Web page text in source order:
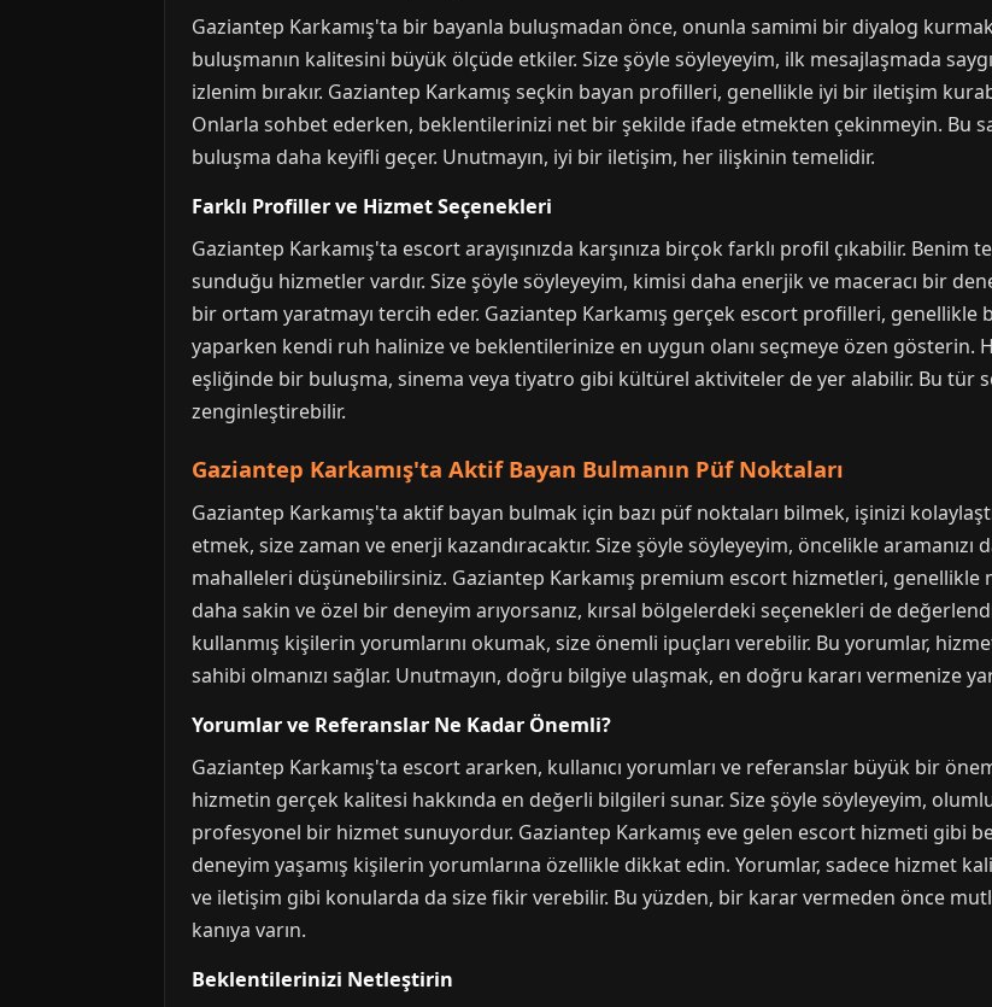
Gaziantep Karkamış'ta bir bayanla buluşmadan önce, onunla samimi bir diyalog
buluşmanın kalitesini büyük ölçüde etkiler. Size şöyle söyleyeyim, ilk mesajlaşmada
izlenim bırakır. Gaziantep Karkamış seçkin bayan profilleri, genellikle iyi bir iletişim
Onlarla sohbet ederken, beklentilerinizi net bir şekilde ifade etmekten çekinmeyin. Bu
buluşma daha keyifli geçer. Unutmayın, iyi bir iletişim, her ilişkinin temelidir.
Farklı Profiller ve Hizmet Seçenekleri
Gaziantep Karkamış'ta escort arayışınızda karşınıza birçok farklı profil çıkabilir.
sunduğu hizmetler vardır. Size şöyle söyleyeyim, kimisi daha enerjik ve maceracı bir
bir ortam yaratmayı tercih eder. Gaziantep Karkamış gerçek escort profilleri, genellikle
yaparken kendi ruh halinize ve beklentilerinize en uygun olanı seçmeye özen gösterin.
eşliğinde bir buluşma, sinema veya tiyatro gibi kültürel aktiviteler de yer alabilir. Bu tür
zenginleştirebilir.
Gaziantep Karkamış'ta Aktif Bayan Bulmanın Püf Noktaları
Gaziantep Karkamış'ta aktif bayan bulmak için bazı püf noktaları bilmek, işinizi
etmek, size zaman ve enerji kazandıracaktır. Size şöyle söyleyeyim, öncelikle
mahalleleri düşünebilirsiniz. Gaziantep Karkamış premium escort hizmetleri,
daha sakin ve özel bir deneyim arıyorsanız, kırsal bölgelerdeki seçenekleri de
kullanmış kişilerin yorumlarını okumak, size önemli ipuçları verebilir. Bu yorumlar,
sahibi olmanızı sağlar. Unutmayın, doğru bilgiye ulaşmak, en doğru kararı vermenize
Yorumlar ve Referanslar Ne Kadar Önemli?
Gaziantep Karkamış'ta escort ararken, kullanıcı yorumları ve referanslar büyük bir
hizmetin gerçek kalitesi hakkında en değerli bilgileri sunar. Size şöyle söyleyeyim,
profesyonel bir hizmet sunuyordur. Gaziantep Karkamış eve gelen escort hizmeti gibi
deneyim yaşamış kişilerin yorumlarına özellikle dikkat edin. Yorumlar, sadece hizmet
ve iletişim gibi konularda da size fikir verebilir. Bu yüzden, bir karar vermeden önce
kanıya varın.
Beklentilerinizi Netleştirin